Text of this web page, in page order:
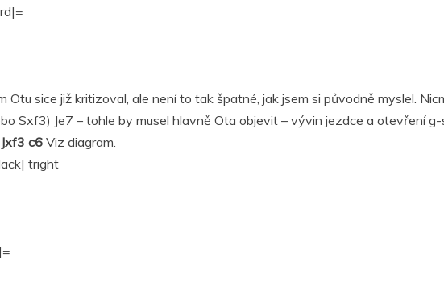
Otu sice již kritizoval, ale není to tak špatné, jak jsem si původně myslel.
Sxf3) Je7 – tohle by musel hlavně Ota objevit – vývin jezdce a otevření g-
c6 Viz diagram.
tright